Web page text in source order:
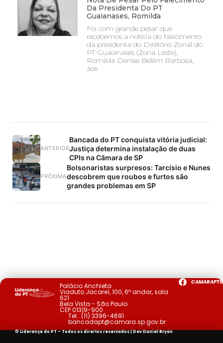
Da Presidenta Do PT
Guaianases, Romilda
Foi com grande pesar que
recebemos a notícia do falecimento
da presidenta do Diretório Zonal do
PT Guaianases (Zona Leste),
Romilda Denise Belém Barbosa,
aos
ANTERIOR
Bancada do PT conquista vitória judicial:
Justiça determina instalação de duas
CPIs na Câmara de SP
PRÓXIMA
Bolsonaristas surpresos: Tarcísio e Nunes
descobrem que roubos e furtos são
grandes problemas em SP
Palácio Anchieta
Viaduto Jacareí, 100, 6º andar, sala
621
Bela Vista - São Paulo
CEP 01319-900
Tel.: (11) 3396-4691
bancadapt@camara.sp.gov.br
© Liderança do PT - Todos os direitos reservados | DevDaniel Bryan